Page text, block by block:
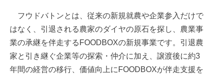
フウドバトンとは、従来の新規就農や企業参入だけで
はなく、引退される農家のダイヤの原石を探し、農業事
業の承継を伴走するFOODBOXの新規事業です。引退農
家と引き継ぐ企業等の探索・仲介に加え、譲渡後に約3
年間の経営の移行、価値向上にFOODBOXが伴走支援を